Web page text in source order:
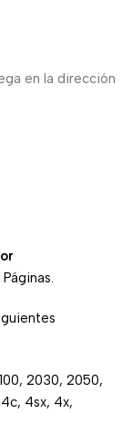
en la dirección
2030, 2050,
4sx, 4x,